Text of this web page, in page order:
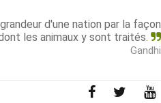
d'une nation par la façon
les animaux y sont traités.
Gandhi